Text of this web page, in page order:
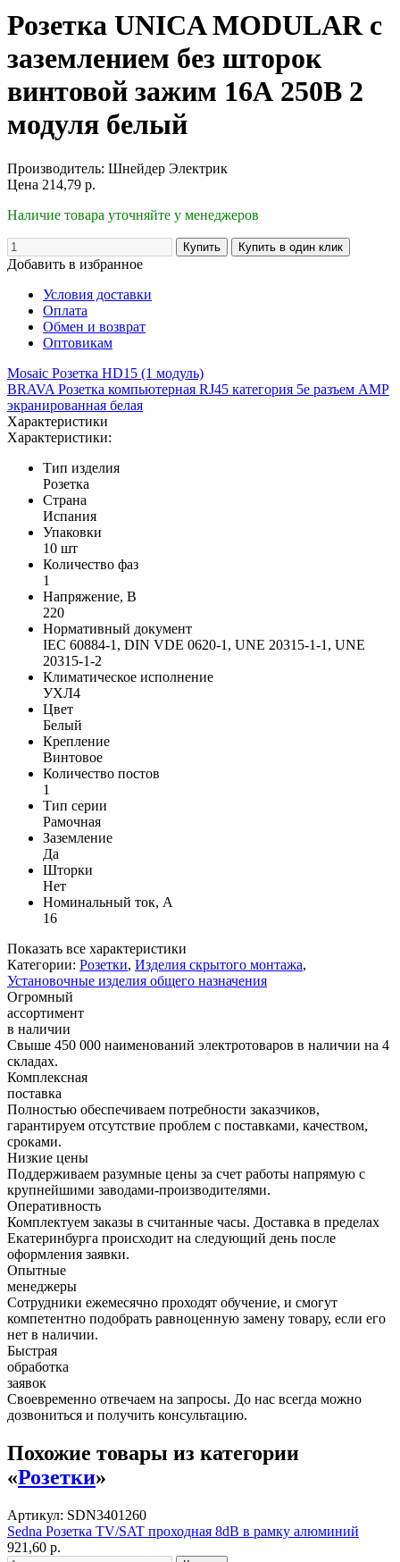
Розетка UNICA MODULAR с
заземлением без шторок
винтовой зажим 16А 250В 2
модуля белый
Производитель: Шнейдер Электрик
Цена 214,79 р.
Наличие товара уточняйте у менеджеров
Добавить в избранное
Условия доставки
Оплата
Обмен и возврат
Оптовикам
Mosaic Розетка HD15 (1 модуль)
BRAVA Розетка компьютерная RJ45 категория 5е разъем AMP
экранированная белая
Характеристики
Характеристики:
Тип изделия
Розетка
Страна
Испания
Упаковки
10 шт
Количество фаз
1
Напряжение, В
220
Нормативный документ
IEC 60884-1, DIN VDE 0620-1, UNE 20315-1-1, UNE
20315-1-2
Климатическое исполнение
УХЛ4
Цвет
Белый
Крепление
Винтовое
Количество постов
1
Тип серии
Рамочная
Заземление
Да
Шторки
Нет
Номинальный ток, А
16
Показать все характеристики
Категории: Розетки, Изделия скрытого монтажа,
Установочные изделия общего назначения
Огромный
ассортимент
в наличии
Свыше 450 000 наименований электротоваров в наличии на 4
складах.
Комплексная
поставка
Полностью обеспечиваем потребности заказчиков,
гарантируем отсутствие проблем с поставками, качеством,
сроками.
Низкие цены
Поддерживаем разумные цены за счет работы напрямую с
крупнейшими заводами-производителями.
Оперативность
Комплектуем заказы в считанные часы. Доставка в пределах
Екатеринбурга происходит на следующий день после
оформления заявки.
Опытные
менеджеры
Сотрудники ежемесячно проходят обучение, и смогут
компетентно подобрать равноценную замену товару, если его
нет в наличии.
Быстрая
обработка
заявок
Своевременно отвечаем на запросы. До нас всегда можно
дозвониться и получить консультацию.
Похожие товары из категории
«Розетки»
Артикул: SDN3401260
Sedna Розетка TV/SAT проходная 8dB в рамку алюминий
921,60 р.